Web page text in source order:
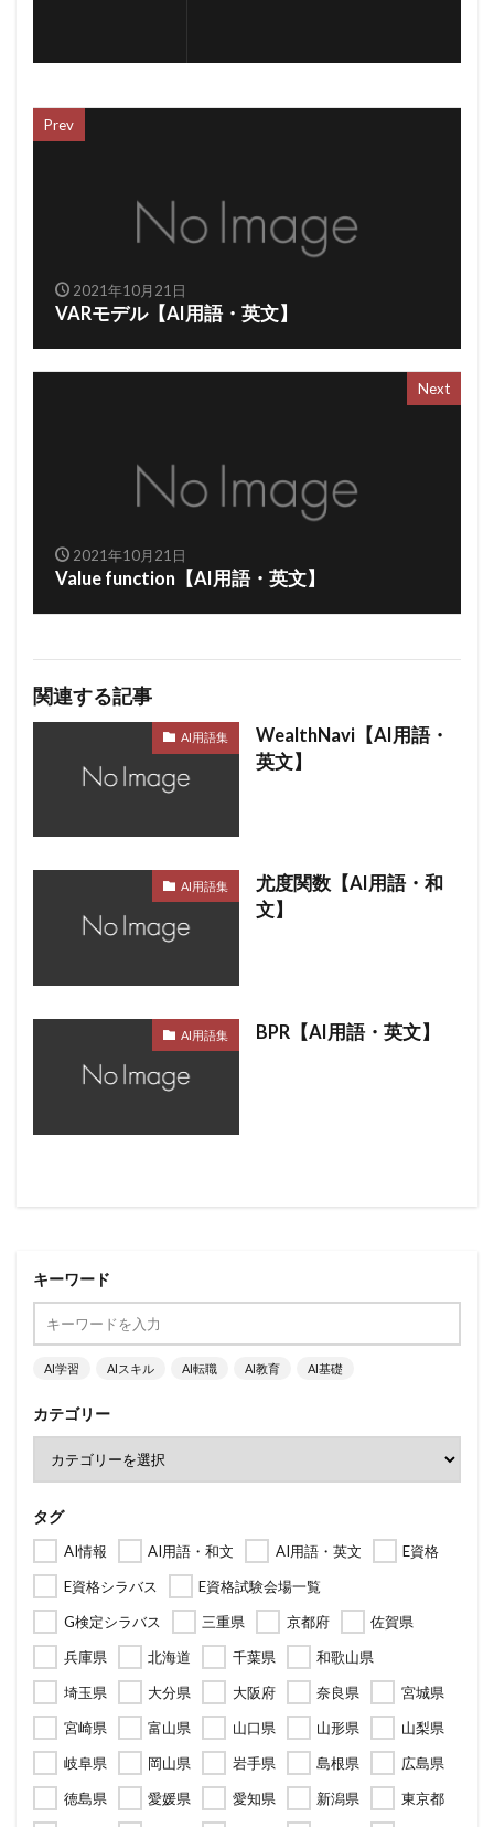
Prev
2021年10月21日
VARモデル【AI用語・英文】
Next
2021年10月21日
Value function【AI用語・英文】
関連する記事
AI用語集
WealthNavi【AI用語・
英文】
AI用語集
尤度関数【AI用語・和
文】
AI用語集 BPR【AI用語・英文】
キーワード
AI学習 AIスキル AI転職 AI教育 AI基礎
カテゴリー
タグ
AI情報 AI用語・和文 AI用語・英文
E資格
E資格シラバス
E資格試験会場一覧
G検定シラバス
三重県 京都府
佐賀県
兵庫県
北海道 千葉県
和歌山県
埼玉県
大分県 大阪府 奈良県
宮城県
宮崎県
富山県 山口県 山形県
山梨県
岐阜県
岡山県 岩手県 島根県
広島県
徳島県
愛媛県 愛知県 新潟県
東京都